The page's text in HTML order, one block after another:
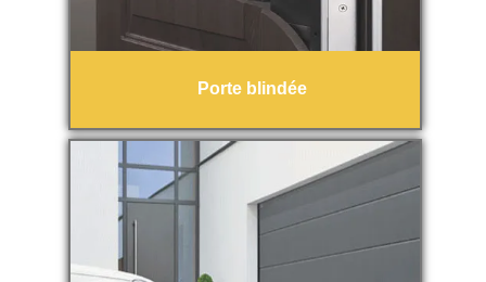
Porte blindée